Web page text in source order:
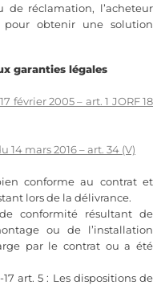
réclamation, l’acheteur
pour obtenir une solution
garanties légales
février 2005 – art. 1 JORF 18
14 mars 2016 – art. 34 (V)
conforme au contrat et
lors de la délivrance.
conformité résultant de
ou de l’installation
par le contrat ou a été
art. 5 : Les dispositions de